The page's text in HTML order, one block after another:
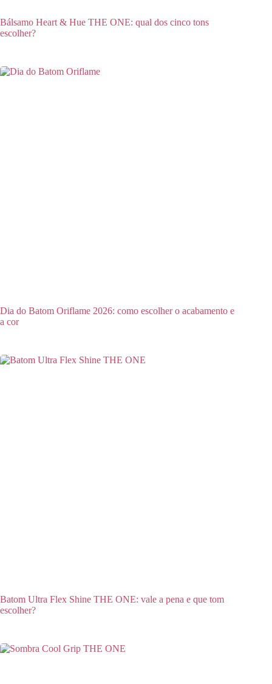
Bálsamo Heart & Hue THE ONE: qual dos cinco tons
escolher?
Dia do Batom Oriflame 2026: como escolher o acabamento e
a cor
Batom Ultra Flex Shine THE ONE: vale a pena e que tom
escolher?